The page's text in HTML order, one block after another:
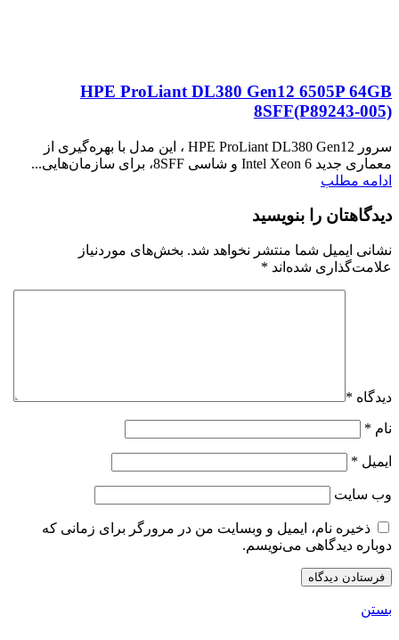
HPE ProLiant DL380 Gen12 6505P 64GB
8SFF(P89243‑005)
سرور HPE ProLiant DL380 Gen12 ، این مدل با بهره‌گیری از
معماری جدید Intel Xeon 6 و شاسی 8SFF، برای سازمان‌هایی...
ادامه مطلب
دیدگاهتان را بنویسید
نشانی ایمیل شما منتشر نخواهد شد. بخش‌های موردنیاز
علامت‌گذاری شده‌اند *
دیدگاه *
نام *
ایمیل *
وب‌ سایت
ذخیره نام، ایمیل و وبسایت من در مرورگر برای زمانی که
دوباره دیدگاهی می‌نویسم.
بستن